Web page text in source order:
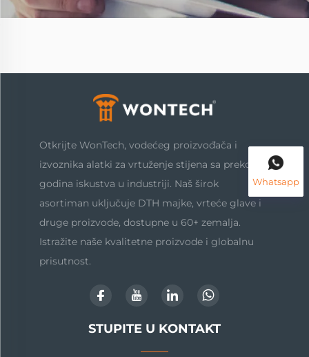
Whatsapp
Otkrijte WonTech, vodećeg proizvođača i
izvoznika alatki za vrtuženje stijena sa preko 20
godina iskustva u industriji. Naš širok
asortiman uključuje DTH majke, vrteće glave i
druge proizvode, dostupne u 60+ zemalja.
Istražite naše kvalitetne proizvode i globalnu
prisutnost.
STUPITE U KONTAKT